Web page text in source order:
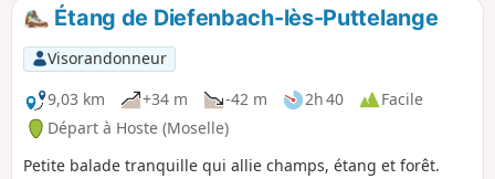
Étang de Diefenbach-lès-Puttelange
Visorandonneur
9,03 km
+34 m -42 m 2h 40
Facile
Départ à Hoste (Moselle)
Petite balade tranquille qui allie champs, étang et forêt.